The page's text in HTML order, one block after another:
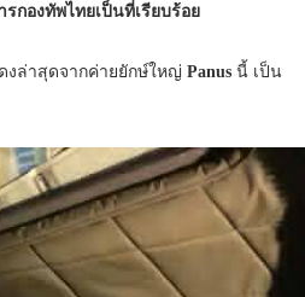
กองทัพไทยเป็นที่เรียบร้อย
งล่าสุดจากค่ายยักษ์ใหญ่ Panus นี้ เป็น